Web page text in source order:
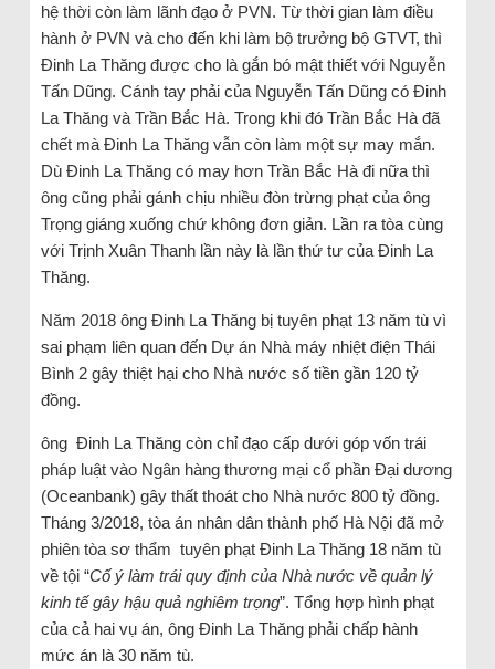
hệ thời còn làm lãnh đạo ở PVN. Từ thời gian làm điều
hành ở PVN và cho đến khi làm bộ trưởng bộ GTVT, thì
Đinh La Thăng được cho là gắn bó mật thiết với Nguyễn
Tấn Dũng. Cánh tay phải của Nguyễn Tấn Dũng có Đinh
La Thăng và Trần Bắc Hà. Trong khi đó Trần Bắc Hà đã
chết mà Đinh La Thăng vẫn còn làm một sự may mắn.
Dù Đinh La Thăng có may hơn Trần Bắc Hà đi nữa thì
ông cũng phải gánh chịu nhiều đòn trừng phạt của ông
Trọng giáng xuống chứ không đơn giản. Lần ra tòa cùng
với Trịnh Xuân Thanh lần này là lần thứ tư của Đinh La
Thăng.
Năm 2018 ông Đinh La Thăng bị tuyên phạt 13 năm tù vì
sai phạm liên quan đến Dự án Nhà máy nhiệt điện Thái
Bình 2 gây thiệt hại cho Nhà nước số tiền gần 120 tỷ
đồng.
ông Đinh La Thăng còn chỉ đạo cấp dưới góp vốn trái
pháp luật vào Ngân hàng thương mại cổ phần Đại dương
(Oceanbank) gây thất thoát cho Nhà nước 800 tỷ đồng.
Tháng 3/2018, tòa án nhân dân thành phố Hà Nội đã mở
phiên tòa sơ thẩm tuyên phạt Đinh La Thăng 18 năm tù
về tội “Cố ý làm trái quy định của Nhà nước về quản lý
kinh tế gây hậu quả nghiêm trọng”. Tổng hợp hình phạt
của cả hai vụ án, ông Đinh La Thăng phải chấp hành
mức án là 30 năm tù.